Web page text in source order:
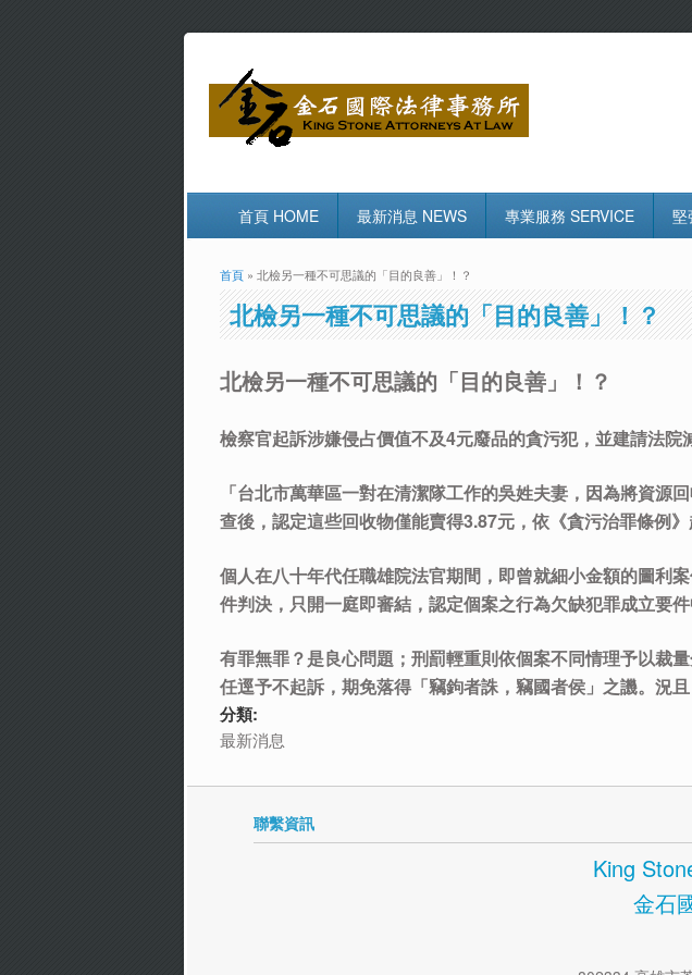
首頁 HOME 最新消息 NEWS 專業服務 SERVICE 堅
您在這裡
首頁 » 北檢另一種不可思議的「目的良善」！？
北檢另一種不可思議的「目的良善」！？
北檢另一種不可思議的「目的良善」！？
檢察官起訴涉嫌侵占價值不及4元廢品的貪污犯，並建請法
「台北市萬華區一對在清潔隊工作的吳姓夫妻，因為將資
查後，認定這些回收物僅能賣得3.87元，依《貪污治罪條例
個人在八十年代任職雄院法官期間，即曾就細小金額的圖利
件判決，只開一庭即審結，認定個案之行為欠缺犯罪成立要
有罪無罪？是良心問題；刑罰輕重則依個案不同情理予以裁
任逕予不起訴，期免落得「竊鉤者誅，竊國者侯」之譏。況
分類:
最新消息
聯繫資訊
King
金石